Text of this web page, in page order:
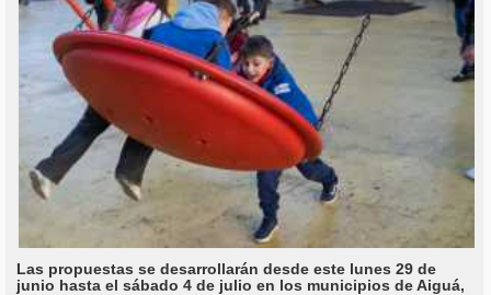
Las propuestas se desarrollarán desde este lunes 29 de
junio hasta el sábado 4 de julio en los municipios de Aiguá,